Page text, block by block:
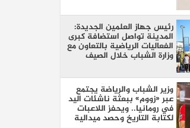
رئيس جهاز العلمين الجديدة:
المدينة تواصل استضافة كبرى
الفعاليات الرياضية بالتعاون مع
وزارة الشباب خلال الصيف
وزير الشباب والرياضة يجتمع
عبر «زووم» ببعثة ناشئات اليد
في رومانيا.. ويحفز اللاعبات
لكتابة التاريخ وحصد ميدالية